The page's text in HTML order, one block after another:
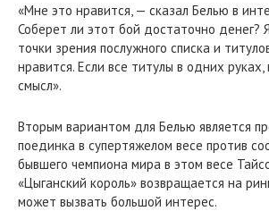
«Мне это нравится, — сказал Белью в
Соберет ли этот бой достаточно денег?
точки зрения послужного списка и
нравится. Если все титулы в одних руках,
смысл».
Вторым вариантом для Белью является
поединка в супертяжелом весе против
бывшего чемпиона мира в этом весе
«Цыганский король» возвращается на
может вызвать большой интерес.